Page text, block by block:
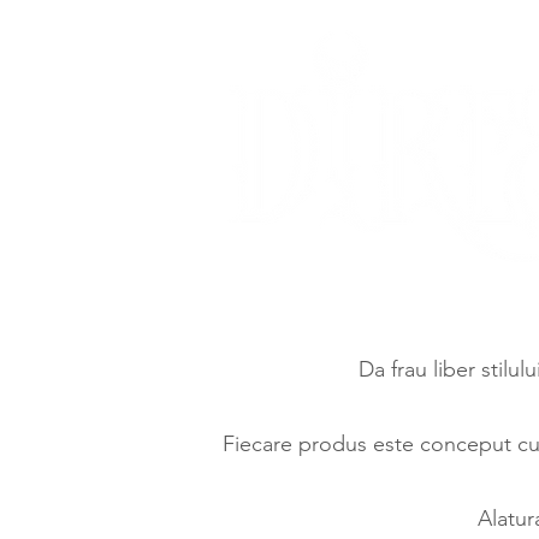
Da frau liber
Fiecare produs este conceput